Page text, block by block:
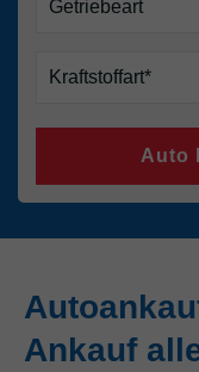
Auto
Ankauf